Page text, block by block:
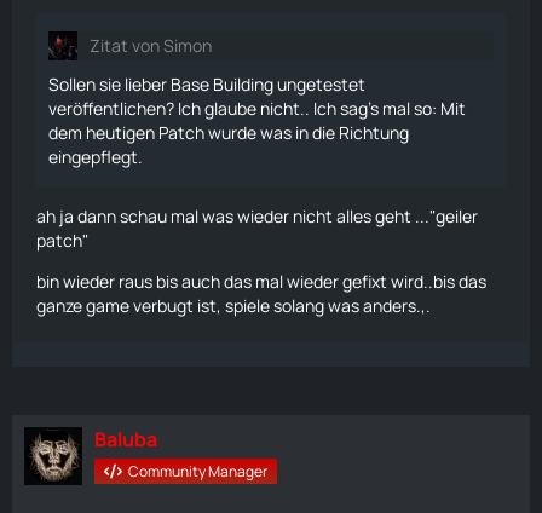
Zitat von Simon
Sollen sie lieber Base Building ungetestet
veröffentlichen? Ich glaube nicht.. Ich sag's mal so: Mit
dem heutigen Patch wurde was in die Richtung
eingepflegt.
ah ja dann schau mal was wieder nicht alles geht ..."geiler
patch"
bin wieder raus bis auch das mal wieder gefixt wird..bis das
ganze game verbugt ist, spiele solang was anders.,.
Baluba
Community Manager